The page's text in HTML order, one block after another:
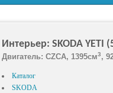
Интерьер: SKODA YETI
Двигатель: CZCA, 1395см3,
Каталог
SKODA